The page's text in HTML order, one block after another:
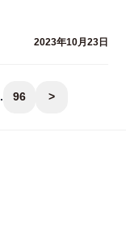
2023年10月23日
96 >